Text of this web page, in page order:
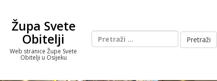
contentŽupa Svete
Obitelji
Web stranice Župe Svete
Obitelji u Osijeku
Pretraži: